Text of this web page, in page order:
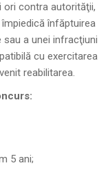
contra autorităţii,
înfăptuirea
a unei infracţiuni
cu exercitarea
reabilitarea.
5 ani;